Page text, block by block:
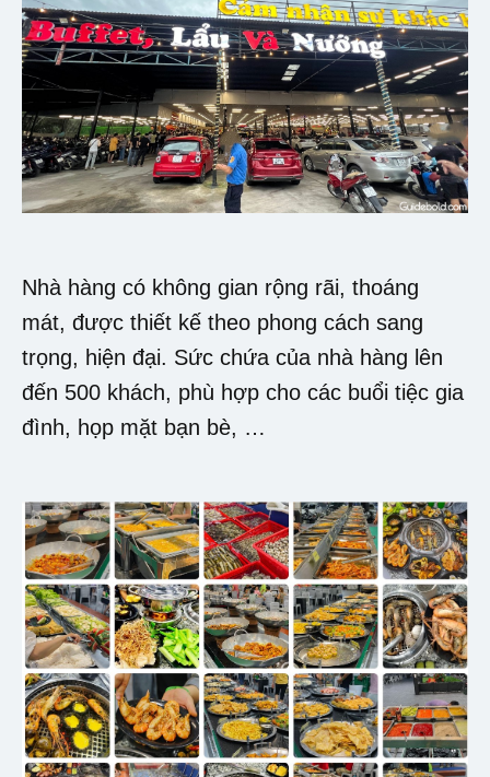
Nhà hàng có không gian rộng rãi, thoáng
mát, được thiết kế theo phong cách sang
trọng, hiện đại. Sức chứa của nhà hàng lên
đến 500 khách, phù hợp cho các buổi tiệc gia
đình, họp mặt bạn bè, …